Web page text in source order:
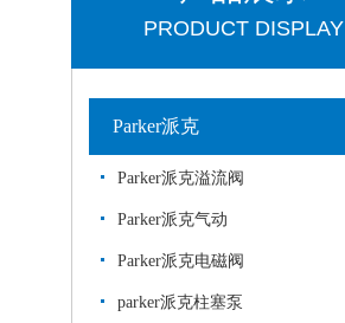
PRODUCT DISPLAY
Parker派克
Parker派克溢流阀
Parker派克气动
Parker派克电磁阀
parker派克柱塞泵